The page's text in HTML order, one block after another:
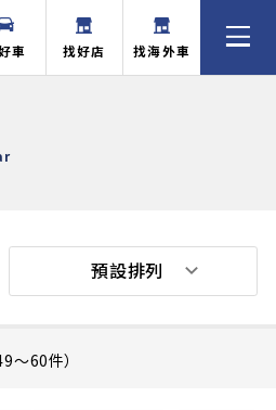
車 找好店 找海外車
〜60件）
預設排列